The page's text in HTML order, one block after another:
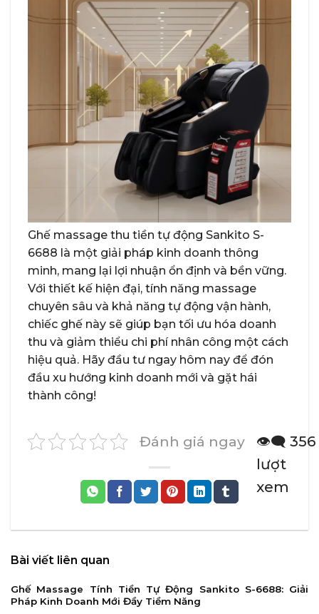
Ghế massage thu tiền tự động Sankito S-
6688 là một giải pháp kinh doanh thông
minh, mang lại lợi nhuận ổn định và bền vững.
Với thiết kế hiện đại, tính năng massage
chuyên sâu và khả năng tự động vận hành,
chiếc ghế này sẽ giúp bạn tối ưu hóa doanh
thu và giảm thiểu chi phí nhân công một cách
hiệu quả. Hãy đầu tư ngay hôm nay để đón
đầu xu hướng kinh doanh mới và gặt hái
thành công!
Đánh giá ngay
👁️‍🗨️ 356
lượt
xem
Bài viết liên quan
Ghế Massage Tính Tiền Tự Động Sankito S-6688: Giải
Pháp Kinh Doanh Mới Đầy Tiềm Năng